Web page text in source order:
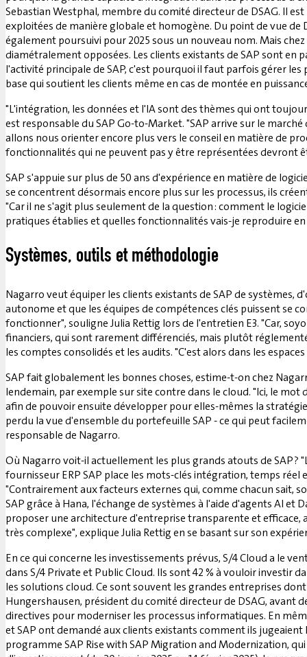
Sebastian Westphal, membre du comité directeur de DSAG. Il
exploitées de manière globale et homogène. Du point de vue
également poursuivi pour 2025 sous un nouveau nom. Mais
diamétralement opposées. Les clients existants de SAP sont en
l'activité principale de SAP, c'est pourquoi il faut parfois gérer
base qui soutient les clients même en cas de montée en
"L'intégration, les données et l'IA sont des thèmes qui ont
est responsable du SAP Go-to-Market. "SAP arrive sur le
allons nous orienter encore plus vers le conseil en matière de
fonctionnalités qui ne peuvent pas y être représentées devront
SAP s'appuie sur plus de 50 ans d'expérience en matière de
se concentrent désormais encore plus sur les processus, ils
"Car il ne s'agit plus seulement de la question : comment le
pratiques établies et quelles fonctionnalités vais-je reproduire
Systèmes, outils et méthodologie
Nagarro veut équiper les clients existants de SAP de systèmes,
autonome et que les équipes de compétences clés puissent se
fonctionner", souligne Julia Rettig lors de l'entretien E3. "Car,
financiers, qui sont rarement différenciés, mais plutôt
les comptes consolidés et les audits. "C'est alors dans les
SAP fait globalement les bonnes choses, estime-t-on chez
lendemain, par exemple sur site contre dans le cloud. "Ici, le
afin de pouvoir ensuite développer pour elles-mêmes la
perdu la vue d'ensemble du portefeuille SAP - ce qui peut
responsable de Nagarro.
Où Nagarro voit-il actuellement les plus grands atouts de SAP ?
fournisseur ERP SAP place les mots-clés intégration, temps réel
"Contrairement aux facteurs externes qui, comme chacun sait,
SAP grâce à Hana, l'échange de systèmes à l'aide d'agents AI
proposer une architecture d'entreprise transparente et efficace,
très complexe", explique Julia Rettig en se basant sur son
En ce qui concerne les investissements prévus, S/4 Cloud a le
dans S/4 Private et Public Cloud. Ils sont 42 % à vouloir investir
les solutions cloud. Ce sont souvent les grandes entreprises
Hungershausen, président du comité directeur de DSAG, avant
directives pour moderniser les processus informatiques. En
et SAP ont demandé aux clients existants comment ils jugeaient
programme SAP Rise with SAP Migration and Modernization,